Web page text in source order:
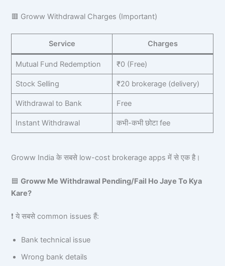
🟥 Groww Withdrawal Charges (Important)
Service Charges
Mutual Fund Redemption ₹0 (Free)
Stock Selling ₹20 brokerage (delivery)
Withdrawal to Bank Free
Instant Withdrawal कभी-कभी छोटा fee
Groww India के सबसे low-cost brokerage apps में से एक है।
🟦Groww Me Withdrawal Pending/Fail Ho Jaye To Kya
Kare?
❗ ये सबसे common issues हैं:
Bank technical issue
Wrong bank details